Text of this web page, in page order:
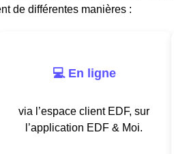
de différentes manières :
💻 En ligne
via l’espace client EDF, sur
l’application EDF & Moi.